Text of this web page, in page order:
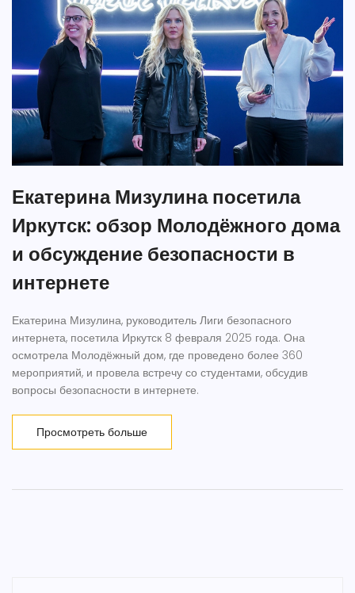
Екатерина Мизулина посетила
Иркутск: обзор Молодёжного дома
и обсуждение безопасности в
интернете
Екатерина Мизулина, руководитель Лиги безопасного
интернета, посетила Иркутск 8 февраля 2025 года. Она
осмотрела Молодёжный дом, где проведено более 360
мероприятий, и провела встречу со студентами, обсудив
вопросы безопасности в интернете.
Просмотреть больше